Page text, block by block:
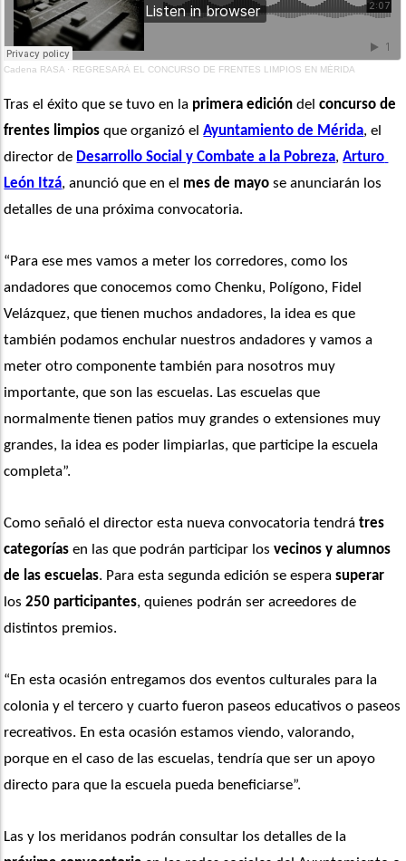
Cadena RASA · REGRESARÁ EL CONCURSO DE FRENTES LIMPIOS EN MÉRIDA
Tras el éxito que se tuvo en la primera edición del concurso de
frentes limpios que organizó el Ayuntamiento de Mérida, el
director de Desarrollo Social y Combate a la Pobreza, Arturo
León Itzá, anunció que en el mes de mayo se anunciarán los
detalles de una próxima convocatoria.
“Para ese mes vamos a meter los corredores, como los
andadores que conocemos como Chenku, Polígono, Fidel
Velázquez, que tienen muchos andadores, la idea es que
también podamos enchular nuestros andadores y vamos a
meter otro componente también para nosotros muy
importante, que son las escuelas. Las escuelas que
normalmente tienen patios muy grandes o extensiones muy
grandes, la idea es poder limpiarlas, que participe la escuela
completa”.
Como señaló el director esta nueva convocatoria tendrá tres
categorías en las que podrán participar los vecinos y alumnos
de las escuelas. Para esta segunda edición se espera superar
los 250 participantes, quienes podrán ser acreedores de
distintos premios.
“En esta ocasión entregamos dos eventos culturales para la
colonia y el tercero y cuarto fueron paseos educativos o paseos
recreativos. En esta ocasión estamos viendo, valorando,
porque en el caso de las escuelas, tendría que ser un apoyo
directo para que la escuela pueda beneficiarse”.